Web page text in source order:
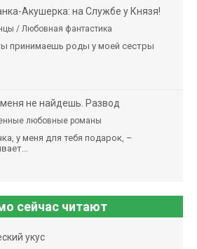
Акушерка: на Службе у Князя!
/ Любовная фантастика
принимаешь роды у моей сестры
не найдешь. Развод
любовные романы
у меня для тебя подарок, –
сейчас читают
укус